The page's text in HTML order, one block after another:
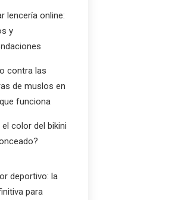
lencería online:
y
contra las
de muslos en
funciona
el color del bikini
deportivo: la
para